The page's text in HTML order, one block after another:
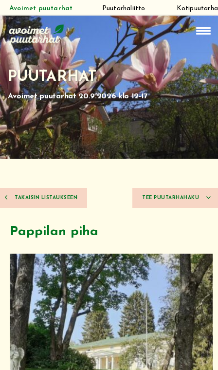
Siirry
suoraan
sisältöön
Avoimet puutarhat Puutarhaliitto Kotipuutarha
PUUTARHAT
Avoimet puutarhat 20.9.2026 klo 12-17
TAKAISIN LISTAUKSEEN TEE PUUTARHAHAKU
Pappilan piha